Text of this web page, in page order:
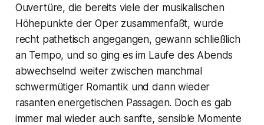
Ouvertüre, die bereits viele der musikalischen
Höhepunkte der Oper zusammenfaßt, wurde
recht pathetisch angegangen, gewann schließlich
an Tempo, und so ging es im Laufe des Abends
abwechselnd weiter zwischen manchmal
schwermütiger Romantik und dann wieder
rasanten energetischen Passagen. Doch es gab
immer mal wieder auch sanfte, sensible Momente